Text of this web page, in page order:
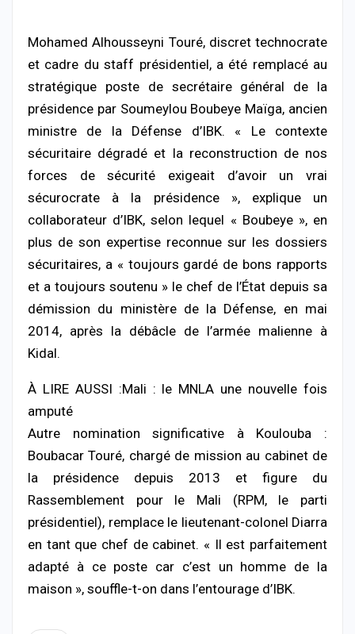
Mohamed Alhousseyni Touré, discret technocrate
et cadre du staff présidentiel, a été remplacé au
stratégique poste de secrétaire général de la
présidence par Soumeylou Boubeye Maïga, ancien
ministre de la Défense d’IBK. « Le contexte
sécuritaire dégradé et la reconstruction de nos
forces de sécurité exigeait d’avoir un vrai
sécurocrate à la présidence », explique un
collaborateur d’IBK, selon lequel « Boubeye », en
plus de son expertise reconnue sur les dossiers
sécuritaires, a « toujours gardé de bons rapports
et a toujours soutenu » le chef de l’État depuis sa
démission du ministère de la Défense, en mai
2014, après la débâcle de l’armée malienne à
Kidal.
À LIRE AUSSI :Mali : le MNLA une nouvelle fois
amputé
Autre nomination significative à Koulouba :
Boubacar Touré, chargé de mission au cabinet de
la présidence depuis 2013 et figure du
Rassemblement pour le Mali (RPM, le parti
présidentiel), remplace le lieutenant-colonel Diarra
en tant que chef de cabinet. « Il est parfaitement
adapté à ce poste car c’est un homme de la
maison », souffle-t-on dans l’entourage d’IBK.